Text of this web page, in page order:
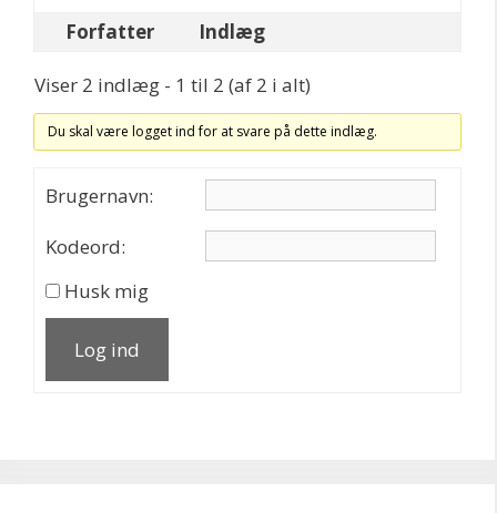
Forfatter
Indlæg
Viser 2 indlæg - 1 til 2 (af 2 i alt)
Du skal være logget ind for at svare på dette indlæg.
Brugernavn:
Kodeord:
Husk mig
Log ind